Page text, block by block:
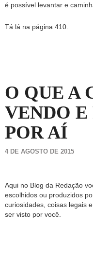
é possível levantar e
Tá lá na página 410.
O QUE A
VENDO E
POR AÍ
4 DE AGOSTO DE 2015
Aqui no Blog da Redação
escolhidos ou produzidos
curiosidades, coisas legais
ser visto por você.